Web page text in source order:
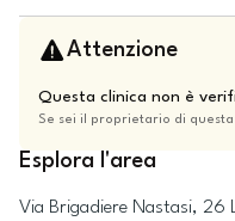
Attenzione
Questa clinica non è
Se sei il proprietario di
Esplora l'area
Via Brigadiere Nastasi, 26